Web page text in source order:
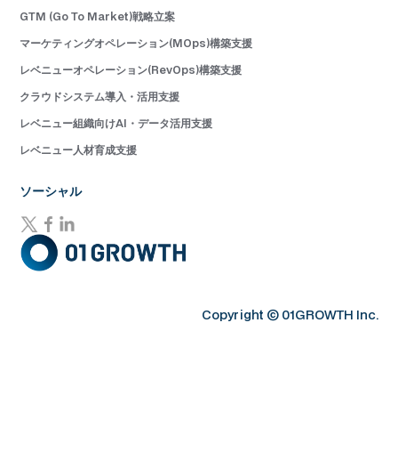
GTM (Go To Market)戦略立案
マーケティングオペレーション(MOps)構築支援
レベニューオペレーション(RevOps)構築支援
クラウドシステム導入・活用支援
レベニュー組織向けAI・データ活用支援
レベニュー人材育成支援
ソーシャル
Copyright © 01GROWTH Inc.